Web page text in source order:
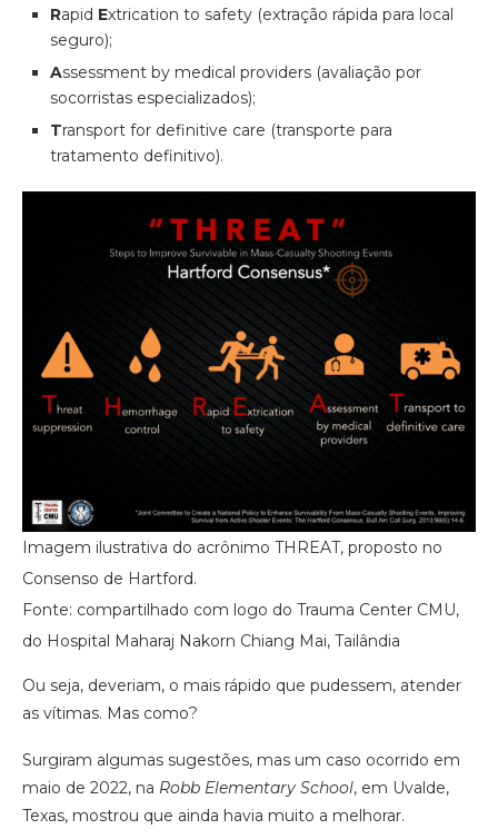
Rapid Extrication to safety (extração rápida para local
seguro);
Assessment by medical providers (avaliação por
socorristas especializados);
Transport for definitive care (transporte para
tratamento definitivo).
Imagem ilustrativa do acrônimo THREAT, proposto no
Consenso de Hartford.
Fonte: compartilhado com logo do Trauma Center CMU,
do Hospital Maharaj Nakorn Chiang Mai, Tailândia
Ou seja, deveriam, o mais rápido que pudessem, atender
as vítimas. Mas como?
Surgiram algumas sugestões, mas um caso ocorrido em
maio de 2022, na Robb Elementary School, em Uvalde,
Texas, mostrou que ainda havia muito a melhorar.